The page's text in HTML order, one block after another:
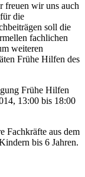
freuen wir uns auch
die
soll die
fachlichen
weiteren
Frühe Hilfen des
Frühe Hilfen
13:00 bis 18:00
Fachkräfte aus dem
bis 6 Jahren.